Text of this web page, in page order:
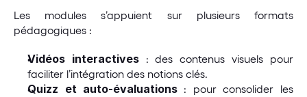
Les modules s’appuient sur plusieurs formats
pédagogiques :
Vidéos interactives : des contenus visuels pour
faciliter l’intégration des notions clés.
Quizz et auto-évaluations : pour consolider les